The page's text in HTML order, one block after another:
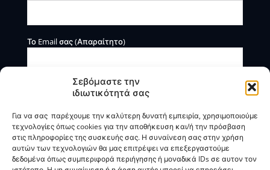
Σεβόμαστε την
ιδιωτικότητά σας
Για να σας παρέχουμε την καλύτερη δυνατή εμπειρία, χρησιμοποιούμε
τεχνολογίες όπως cookies για την αποθήκευση και/ή την πρόσβαση
στις πληροφορίες της συσκευής σας. Η συναίνεση σας στην χρήση
αυτών των τεχνολογιών θα μας επιτρέψει να επεξεργαστούμε
δεδομένα όπως συμπεριφορά περιήγησης ή μοναδικά IDs σε αυτον τον
Το Email σας (Απαραίτητο)
Η BOXmind παρέχει πληροφοριακές και συμβουλευτικές
υπηρεσίες. Δεν προσφέρει υπηρεσίες ρύθμισης ή